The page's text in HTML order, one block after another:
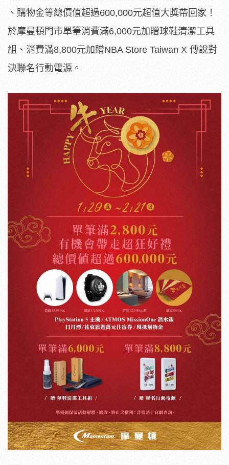
、購物金等總價值超過600,000元超值大獎帶回家！
於摩曼頓門市單筆消費滿6,000元加贈球鞋清潔工具
組、消費滿8,800元加贈NBA Store Taiwan X 傳說對
決聯名行動電源。